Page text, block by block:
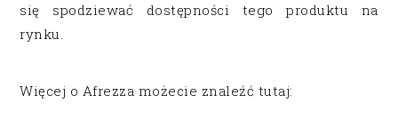
się spodziewać dostępności tego produktu na
rynku.
Więcej o Afrezza możecie znaleźć tutaj: